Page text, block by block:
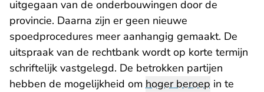
uitgegaan van de onderbouwingen door de
provincie. Daarna zijn er geen nieuwe
spoedprocedures meer aanhangig gemaakt. De
uitspraak van de rechtbank wordt op korte termijn
schriftelijk vastgelegd. De betrokken partijen
hebben de mogelijkheid om hoger beroep in te